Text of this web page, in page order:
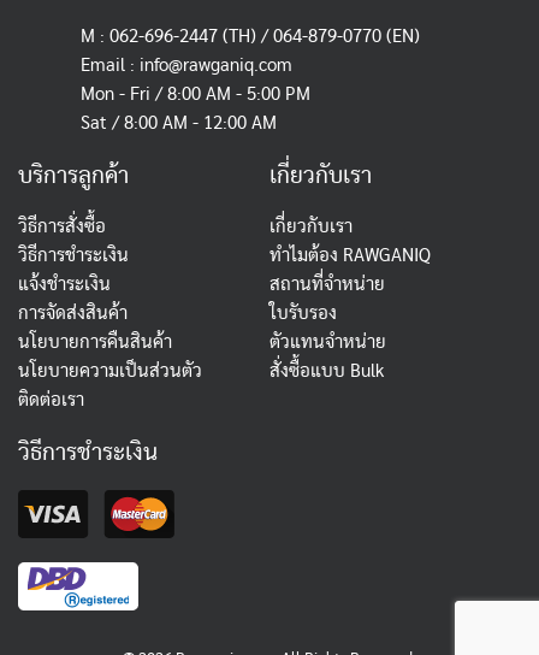
M : 062-696-2447 (TH) / 064-879-0770 (EN)
Email : info@rawganiq.com
Mon - Fri / 8:00 AM - 5:00 PM
Sat / 8:00 AM - 12:00 AM
บริการลูกค้า
วิธีการสั่งซื้อ
วิธีการชำระเงิน
แจ้งชำระเงิน
การจัดส่งสินค้า
นโยบายการคืนสินค้า
นโยบายความเป็นส่วนตัว
ติดต่อเรา
เกี่ยวกับเรา
เกี่ยวกับเรา
ทำไมต้อง RAWGANIQ
สถานที่จำหน่าย
ใบรับรอง
ตัวแทนจำหน่าย
สั่งซื้อแบบ Bulk
วิธีการชำระเงิน